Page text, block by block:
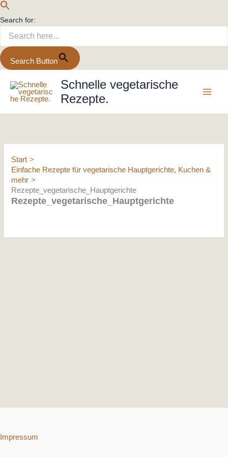
Search for:
Search Button
Inhalt
springen
Schnelle vegetarische
Rezepte.
Start
Einfache Rezepte für vegetarische Hauptgerichte, Kuchen &
mehr
Rezepte_vegetarische_Hauptgerichte
Rezepte_vegetarische_Hauptgerichte
Impressum